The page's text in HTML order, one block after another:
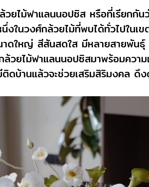
วยไม้ฟาแลนนอปซิส หรือที่เรียกกัน
งในวงศ์กล้วยไม้ที่พบได้ทั่วไปในเ
าดใหญ่ สีสันสดใส มีหลายสายพันธุ์
ล้วยไม้ฟาแลนนอปซิสมาพร้อมความ
ติดบ้านแล้วจะช่วยเสริมสิริมงคล ดึ